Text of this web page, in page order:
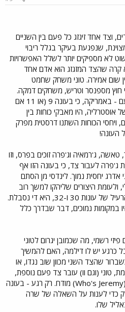
וצד אחד זיגזג כל פעם בין השניים
דוגמה מצוינת, שנפגעת בעיקר בגלל ריבוי
לא מספיקים יותר לשלל האפשרויות
שהצד המזגזג הוא אדם אחד
שום אמירה. טוני משחק שחמט
מספנסר וטריש, משחקים דמקה.
בגללו זו העונה הכי טובה אי פעם - באמריקה, כי בעונה 9 (או 11 אם
היו מאבקי כוחות בין
ויחסי הכוחות השתנו דרסטית מפרק
העונה!
ג'רמאיה וג'פרה זוכים בפרס, וזו
לעבור צד, כי בעונה הזו אף
יחסית נמוך. לינדסי מן הסתם
ולעומת היצורים שליהקו למשך רוב
העשור השלישי, והמאצ'ואיזם הרעיל של עונות 30 ו-32, היא די נסבלת.
במקומות נמוכים, דבר שבדרך כלל
רשמי, מה שכמובן יגרום לטוני
כרגע יש לו דילמה, האם להמשיך
שהצד השני מכוון שוב נגדו, או
טוני (וגם וו) עובר צד פעם נוספת,
לברית המקורית שלו, וג'רמאיה (Who's Jeremy) מודח. רק רגע - בעונה
כדי לענות על השאלה של שרה
שלו.